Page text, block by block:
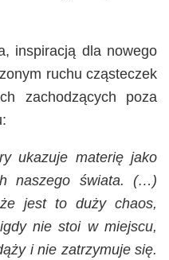
inspiracją dla nowego
ruchu cząsteczek
zachodzących poza
ukazuje materię jako
naszego świata. (…)
jest to duży chaos,
nie stoi w miejscu,
i nie zatrzymuje się.